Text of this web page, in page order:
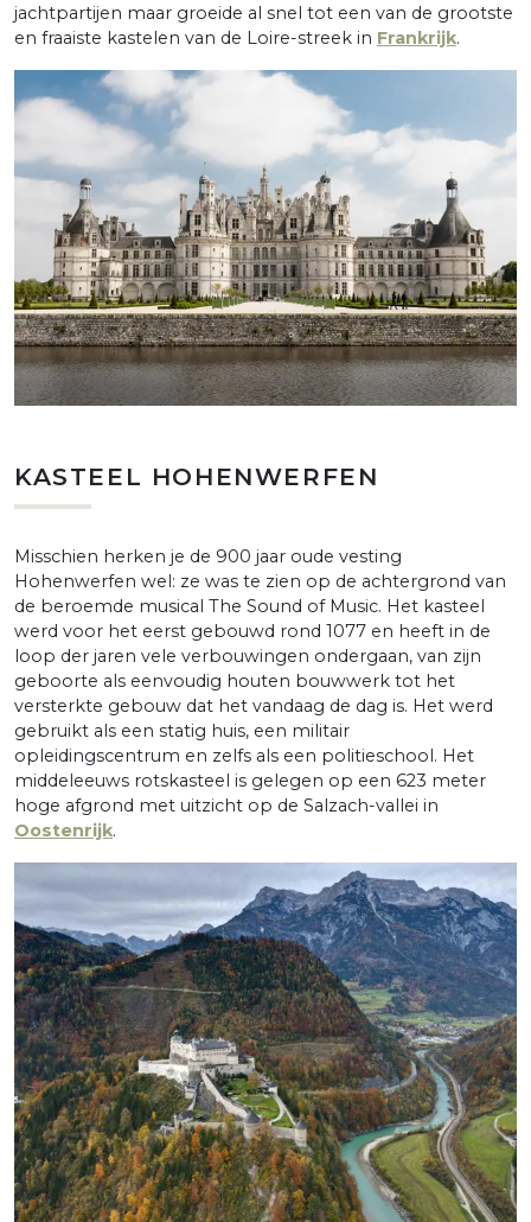
jachtpartijen maar groeide al snel tot een van de grootste
en fraaiste kastelen van de Loire-streek in Frankrijk.
KASTEEL HOHENWERFEN
Misschien herken je de 900 jaar oude vesting
Hohenwerfen wel: ze was te zien op de achtergrond van
de beroemde musical The Sound of Music. Het kasteel
werd voor het eerst gebouwd rond 1077 en heeft in de
loop der jaren vele verbouwingen ondergaan, van zijn
geboorte als eenvoudig houten bouwwerk tot het
versterkte gebouw dat het vandaag de dag is. Het werd
gebruikt als een statig huis, een militair
opleidingscentrum en zelfs als een politieschool. Het
middeleeuws rotskasteel is gelegen op een 623 meter
hoge afgrond met uitzicht op de Salzach-vallei in
Oostenrijk.